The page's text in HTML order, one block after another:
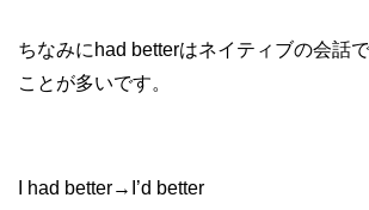
ちなみにhad betterはネイティブの会話
ことが多いです。
I had better→I’d better